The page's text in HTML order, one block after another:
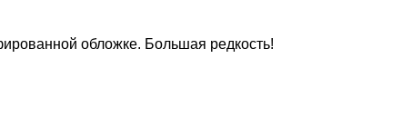
обложке. Большая редкость!